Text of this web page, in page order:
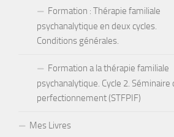
Formation : Thérapie familiale
psychanalytique en deux cycles.
Conditions générales.
Formation a la thérapie familiale
psychanalytique. Cycle 2. Séminaire
perfectionnement (STFPIF)
Mes Livres